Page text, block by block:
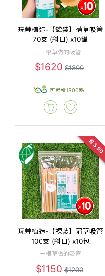
玩艸植造-【罐裝】蒲草吸管
70支 (斜口) x10罐
一根草做的吸管
$1620$1800
可累積1800點
省＄50
玩艸植造-【裸裝】蒲草吸管
100支 (斜口) x10包
一根草做的吸管
$1150$1200